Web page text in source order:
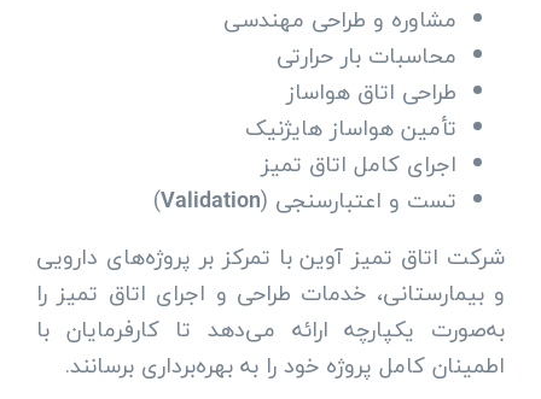
مشاوره و طراحی مهندسی
محاسبات بار حرارتی
طراحی اتاق هواساز
تأمین هواساز هایژنیک
اجرای کامل اتاق تمیز
تست و اعتبارسنجی (Validation
)
شرکت اتاق تمیز آوین با تمرکز بر پروژه‌های دارویی
و بیمارستانی، خدمات طراحی و اجرای اتاق تمیز را
به‌صورت یکپارچه ارائه می‌دهد تا کارفرمایان با
اطمینان کامل پروژه خود را به بهره‌برداری برسانند.